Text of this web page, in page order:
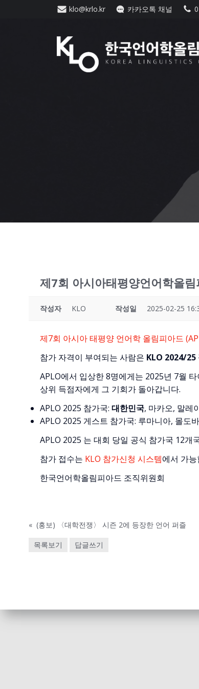
klo@krlo.kr 카카오톡 채널
제7회 아시아태평양언어학올
작성자 KLO 작성일 2025-02-25
제7회 아시아 태평양 언어학 올림피아드
참가 자격이 부여되는 사람은 KLO 2024/25
APLO에서 입상한 8명에게는 2025년 7월
상위 득점자에게 그 기회가 돌아갑니다.
APLO 2025 참가국: 대한민국, 마카오, 말레
APLO 2025 게스트 참가국: 루마니아, 몰도
APLO 2025 는 대회 당일 공식 참가국 12개
참가 접수는 KLO 참가신청 시스템에서 가
한국언어학올림피아드 조직위원회
« (홍보) 〈대학전쟁〉 시즌 2에 등장한 언어 퍼즐
목록보기 답글쓰기